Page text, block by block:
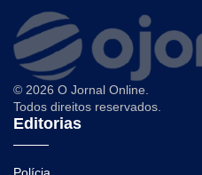
© 2026 O Jornal Online.
Todos direitos reservados.
Editorias